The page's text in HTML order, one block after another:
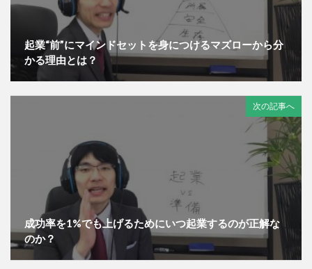
起業“前”にマインドセットを身につけるマズローから分
かる理由とは？
次の記事へ
成功率を1%でも上げるためにいつ起業するのが正解な
のか？